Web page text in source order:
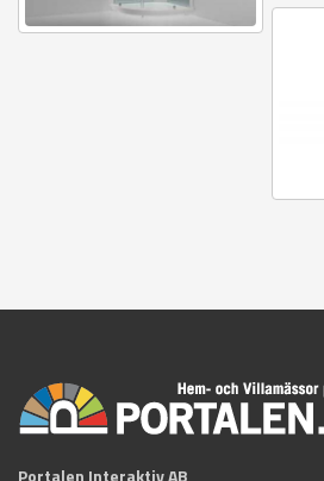
Portalen Interaktiv AB